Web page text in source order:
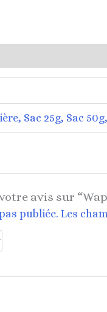
Sac 25g, Sac
avis sur
publiée. Les